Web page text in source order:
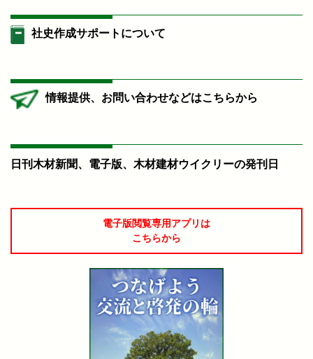
社史作成サポートについて
情報提供、お問い合わせなどはこちらから
日刊木材新聞、電子版、木材建材ウイクリーの発刊日
電子版閲覧専用アプリは
こちらから